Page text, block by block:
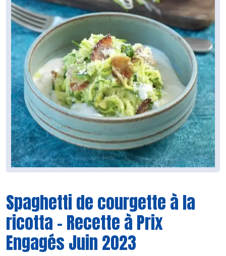
Spaghetti de courgette à la
ricotta - Recette à Prix
Engagés Juin 2023